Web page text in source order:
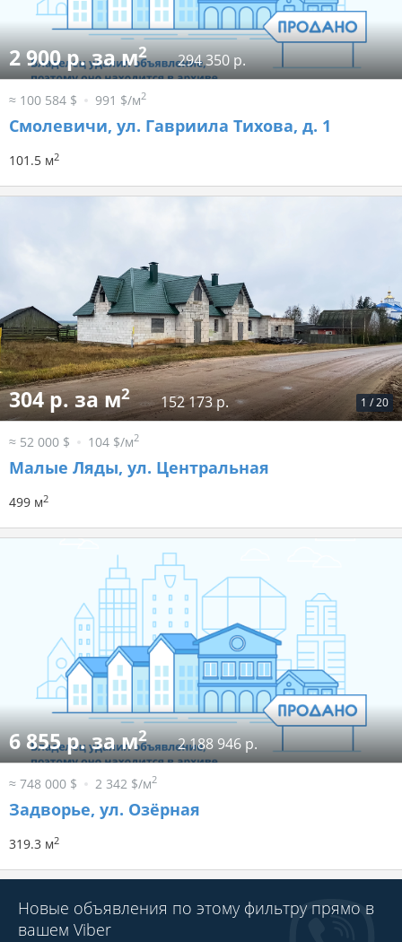
2 900 р. за м2 294 350 р.
≈ 100 584 $ 991 $/м2
Смолевичи, ул. Гавриила Тихова, д. 1
101.5 м2
1 /20
304 р. за м2 152 173 р.
≈ 52 000 $ 104 $/м2
Малые Ляды, ул. Центральная
499 м2
6 855 р. за м2 2 188 946 р.
≈ 748 000 $ 2 342 $/м2
Задворье, ул. Озёрная
319.3 м2
Новые объявления по этому фильтру прямо в
вашем Viber